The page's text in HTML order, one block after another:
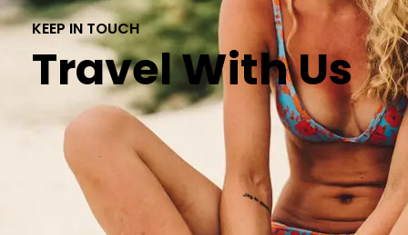
KEEP IN TOUCH
Travel With Us